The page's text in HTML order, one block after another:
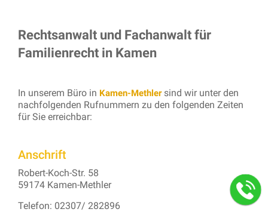
Rechtsanwalt und Fachanwalt für
Familienrecht in Kamen
In unserem Büro in Kamen-Methlersind wir unter den
nachfolgenden Rufnummern zu den folgenden Zeiten
für Sie erreichbar:
Anschrift
Robert-Koch-Str. 58
59174 Kamen-Methler
Telefon: 02307/ 282896